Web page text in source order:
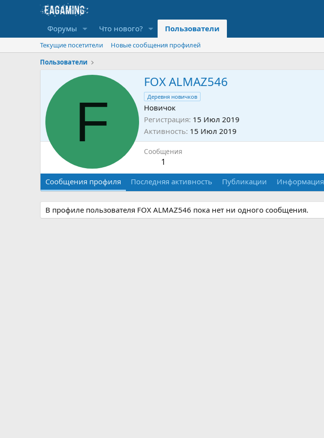
Форумы Что нового? Пользователи
Текущие посетители
Новые сообщения профилей
Пользователи
F
FOX ALMAZ546
Деревня новичков
Новичок
Регистрация 15 Июл 2019
Активность 15 Июл 2019
Сообщения
1
Сообщения профиля Последняя активность Публикации Информация
В профиле пользователя FOX ALMAZ546 пока нет ни одного сообщения.